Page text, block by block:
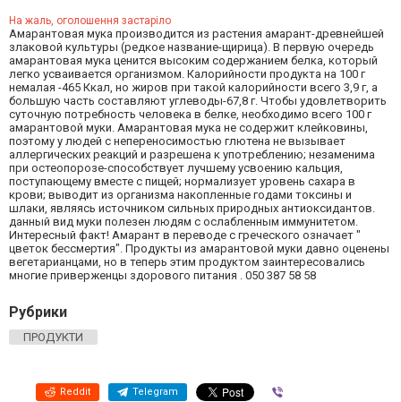
На жаль, оголошення застаріло
Амарантовая мука производится из растения амарант-древнейшей
злаковой культуры (редкое название-щирица). В первую очередь
амарантовая мука ценится высоким содержанием белка, который
легко усваивается организмом. Калорийности продукта на 100 г
немалая -465 Ккал, но жиров при такой калорийности всего 3,9 г, а
большую часть составляют углеводы-67,8 г. Чтобы удовлетворить
суточную потребность человека в белке, необходимо всего 100 г
амарантовой муки. Амарантовая мука не содержит клейковины,
поэтому у людей с непереносимостью глютена не вызывает
аллергических реакций и разрешена к употреблению; незаменима
при остеопорозе-способствует лучшему усвоению кальция,
поступающему вместе с пищей; нормализует уровень сахара в
крови; выводит из организма накопленные годами токсины и
шлаки, являясь источником сильных природных антиоксидантов.
данный вид муки полезен людям с ослабленным иммунитетом.
Интересный факт! Амарант в переводе с греческого означает "
цветок бессмертия". Продукты из амарантовой муки давно оценены
вегетарианцами, но в теперь этим продуктом заинтересовались
многие приверженцы здорового питания . 050 387 58 58
Рубрики
ПРОДУКТИ
Reddit Telegram